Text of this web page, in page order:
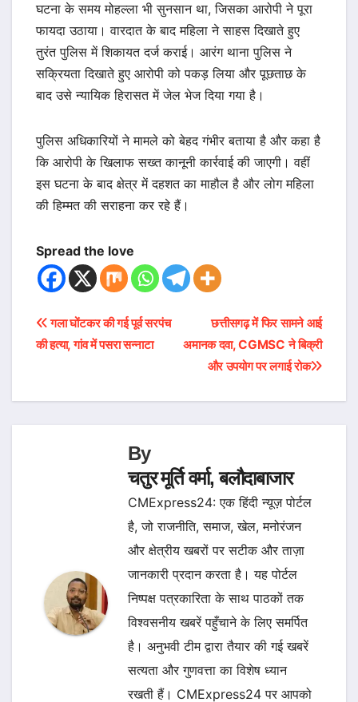
घटना के समय मोहल्ला भी सुनसान था, जिसका आरोपी ने पूरा
फायदा उठाया। वारदात के बाद महिला ने साहस दिखाते हुए
तुरंत पुलिस में शिकायत दर्ज कराई। आरंग थाना पुलिस ने
सक्रियता दिखाते हुए आरोपी को पकड़ लिया और पूछताछ के
बाद उसे न्यायिक हिरासत में जेल भेज दिया गया है।
पुलिस अधिकारियों ने मामले को बेहद गंभीर बताया है और कहा है
कि आरोपी के खिलाफ सख्त कानूनी कार्रवाई की जाएगी। वहीं
इस घटना के बाद क्षेत्र में दहशत का माहौल है और लोग महिला
की हिम्मत की सराहना कर रहे हैं।
Spread the love
Post
navigation
छत्तीसगढ़ में फिर सामने आई
अमानक दवा, CGMSC ने बिक्री
और उपयोग पर लगाई रोक
गला घोंटकर की गई पूर्व सरपंच
की हत्या, गांव में पसरा सन्नाटा
By
चतुर मूर्ति वर्मा, बलौदाबाजार
CMExpress24: एक हिंदी न्यूज़ पोर्टल
है, जो राजनीति, समाज, खेल, मनोरंजन
और क्षेत्रीय खबरों पर सटीक और ताज़ा
जानकारी प्रदान करता है। यह पोर्टल
निष्पक्ष पत्रकारिता के साथ पाठकों तक
विश्वसनीय खबरें पहुँचाने के लिए समर्पित
है। अनुभवी टीम द्वारा तैयार की गई खबरें
सत्यता और गुणवत्ता का विशेष ध्यान
रखती हैं। CMExpress24 पर आपको